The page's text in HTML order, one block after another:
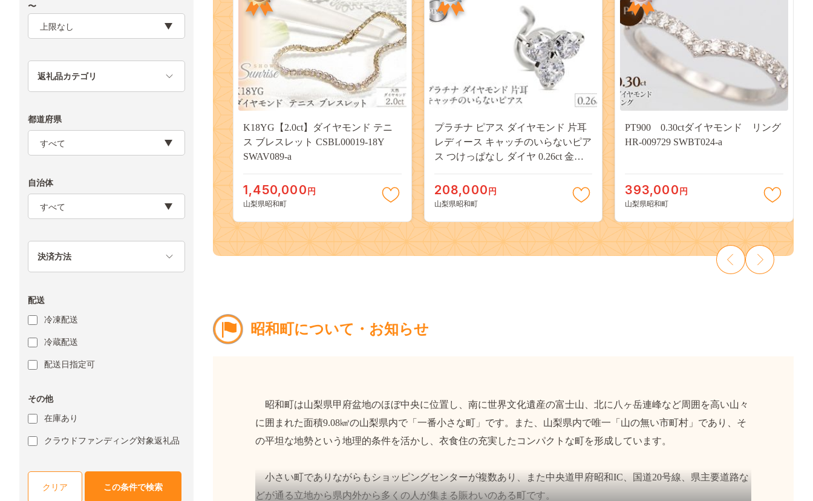
〜
返礼品カテゴリ
都道府県
自治体
決済方法
配送
冷凍配送
冷蔵配送
配送日指定可
その他
在庫あり
クラウドファンディング対象返礼品
クリア この条件で検索
K18YG【2.0ct】ダイヤモンド テニ
ス ブレスレット CSBL00019-18Y
SWAV089-a
1,450,000 円
山梨県昭和町
プラチナ ピアス ダイヤモンド 片耳
レディース キャッチのいらないピア
ス つけっぱなし ダイヤ 0.26ct 金属
ッチナッシャー スタッドピアス 人
気241227400pu SWAA225
208,000 円
山梨県昭和町
PT900 0.30ctダイヤモンド リング
HR-009729 SWBT024-a
393,000 円
山梨県昭和町
昭和町について・お知らせ
昭和町は山梨県甲府盆地のほぼ中央に位置し、南に世界文化遺産の富士山、北に八ヶ岳連峰など周囲を高い山々
に囲まれた面積9.08㎦の山梨県内で「一番小さな町」です。また、山梨県内で唯一「山の無い市町村」であり、そ
の平坦な地勢という地理的条件を活かし、衣食住の充実したコンパクトな町を形成しています。
小さい町でありながらもショッピングセンターが複数あり、また中央道甲府昭和IC、国道20号線、県主要道路な
どが通る立地から県内外から多くの人が集まる賑わいのある町です。